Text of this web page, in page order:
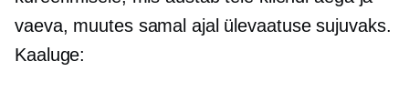
vaeva, muutes samal ajal ülevaatuse sujuvaks.
Kaaluge: